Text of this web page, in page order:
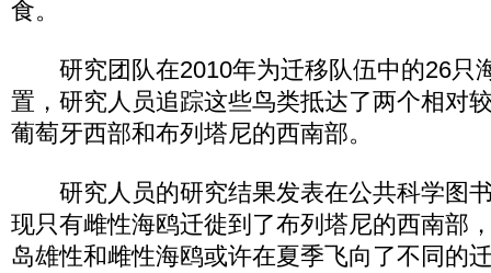
食。
研究团队在2010年为迁移队伍中的26只
置，研究人员追踪这些鸟类抵达了两个相对
葡萄牙西部和布列塔尼的西南部。
研究人员的研究结果发表在公共科学图
现只有雌性海鸥迁徙到了布列塔尼的西南部
岛雄性和雌性海鸥或许在夏季飞向了不同的